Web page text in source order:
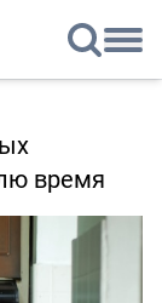
время